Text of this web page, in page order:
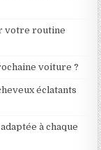
votre routine
voiture ?
éclatants
à chaque